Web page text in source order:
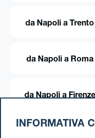
da Napoli a Trento
da Napoli a Roma
da Napoli a Firenze
INFORMATIVA